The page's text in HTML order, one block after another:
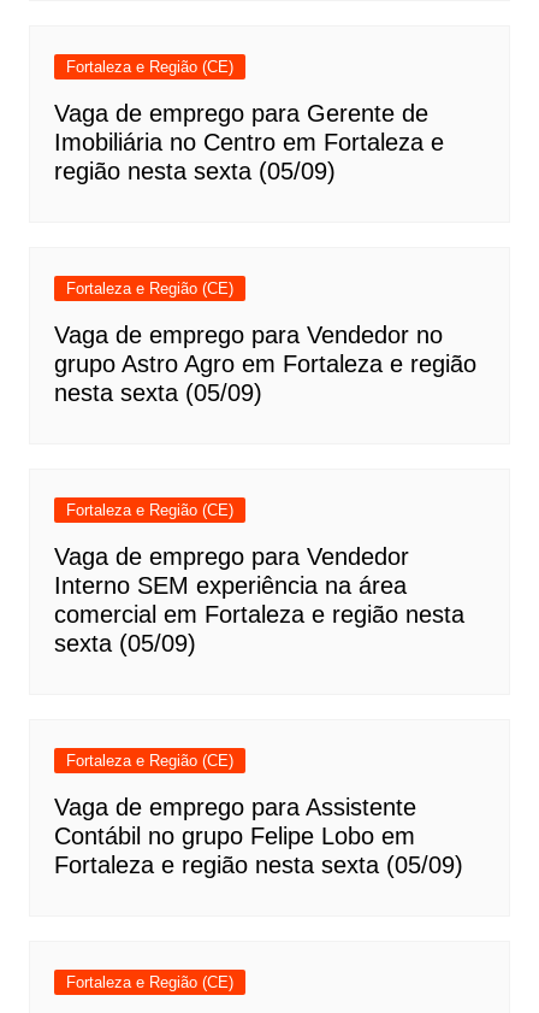
Fortaleza e Região (CE)
Vaga de emprego para Gerente de
Imobiliária no Centro em Fortaleza e
região nesta sexta (05/09)
Fortaleza e Região (CE)
Vaga de emprego para Vendedor no
grupo Astro Agro em Fortaleza e região
nesta sexta (05/09)
Fortaleza e Região (CE)
Vaga de emprego para Vendedor
Interno SEM experiência na área
comercial em Fortaleza e região nesta
sexta (05/09)
Fortaleza e Região (CE)
Vaga de emprego para Assistente
Contábil no grupo Felipe Lobo em
Fortaleza e região nesta sexta (05/09)
Fortaleza e Região (CE)